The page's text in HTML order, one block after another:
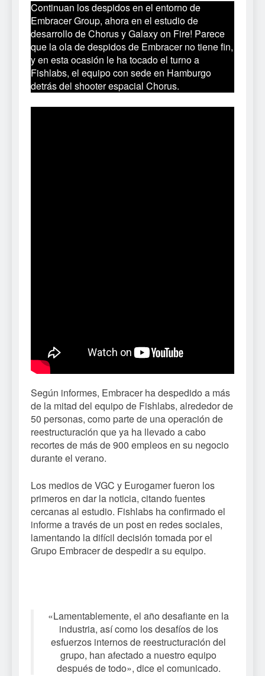
Continuan los despidos en el entorno de
Embracer Group, ahora en el estudio de
desarrollo de Chorus y Galaxy on Fire! Parece
que la ola de despidos de Embracer no tiene fin,
y en esta ocasión le ha tocado el turno a
Fishlabs, el equipo con sede en Hamburgo
detrás del shooter espacial Chorus.
Según informes, Embracer ha despedido a más
de la mitad del equipo de Fishlabs, alrededor de
50 personas, como parte de una operación de
reestructuración que ya ha llevado a cabo
recortes de más de 900 empleos en su negocio
durante el verano.
Los medios de VGC y Eurogamer fueron los
primeros en dar la noticia, citando fuentes
cercanas al estudio. Fishlabs ha confirmado el
informe a través de un post en redes sociales,
lamentando la difícil decisión tomada por el
Grupo Embracer de despedir a su equipo.
«Lamentablemente, el año desafiante en la
industria, así como los desafíos de los
esfuerzos internos de reestructuración del
grupo, han afectado a nuestro equipo
después de todo», dice el comunicado.